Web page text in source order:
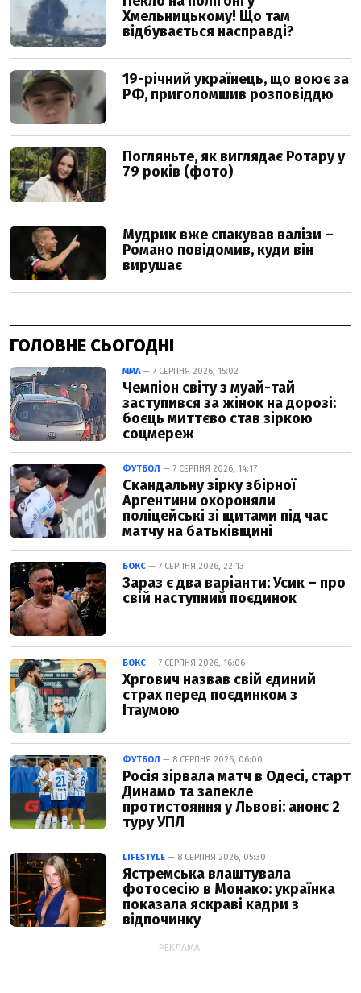
ГОЛОВНЕ СЬОГОДНІ
ММА— 7 СЕРПНЯ 2026, 15:02
Чемпіон світу з муай-тай
заступився за жінок на дорозі:
боєць миттєво став зіркою
соцмереж
ФУТБОЛ — 7 СЕРПНЯ 2026, 14:17
Скандальну зірку збірної
Аргентини охороняли
поліцейські зі щитами під час
матчу на батьківщині
БОКС — 7 СЕРПНЯ 2026, 22:13
Зараз є два варіанти: Усик – про
свій наступний поєдинок
БОКС — 7 СЕРПНЯ 2026, 16:06
Хргович назвав свій єдиний
страх перед поєдинком з
Ітаумою
ФУТБОЛ — 8 СЕРПНЯ 2026, 06:00
Росія зірвала матч в Одесі, старт
Динамо та запекле
протистояння у Львові: анонс 2
туру УПЛ
LIFESTYLE — 8 СЕРПНЯ 2026, 05:30
Ястремська влаштувала
фотосесію в Монако: українка
показала яскраві кадри з
відпочинку
РЕКЛАМА: